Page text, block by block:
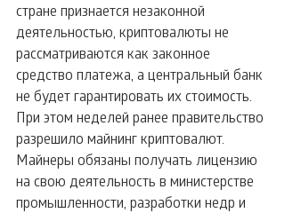
стране признается незаконной
деятельностью, криптовалюты не
рассматриваются как законное
средство платежа, а центральный банк
не будет гарантировать их стоимость.
При этом неделей ранее правительство
разрешило майнинг криптовалют.
Майнеры обязаны получать лицензию
на свою деятельность в министерстве
промышленности, разработки недр и